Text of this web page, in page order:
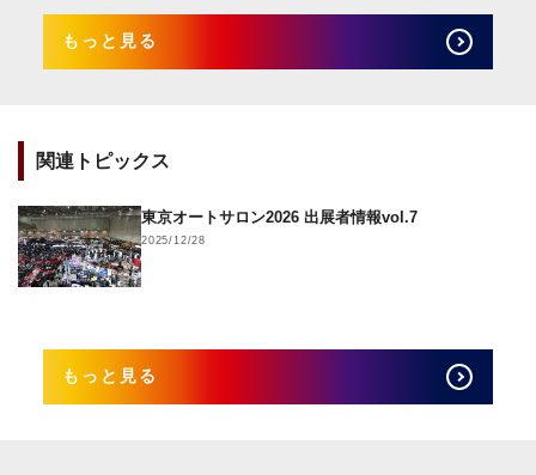
もっと見る
関連トピックス
東京オートサロン2026 出展者情報vol.7
2025/12/28
もっと見る